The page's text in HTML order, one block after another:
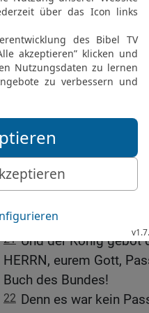
Mannes Gottes, der von
18 Und er sprach: Lasst
an! Und so blieben
Gebeinen des
Städten Samariens, die
um den HERRN zu
Bethel getan hatte.
20 Und er schlachtete
kam nach Jerusalem
21 Und der König gebot
HERRN, eurem Gott,
Buch des Bundes!
22 Denn es war kein